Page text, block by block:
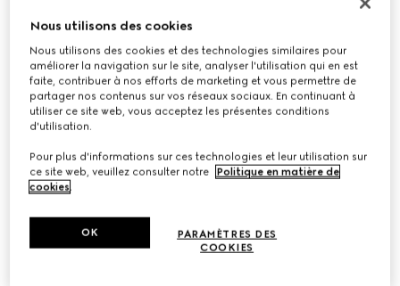
Porte-cartes GG Marmont
Déclinaisonscuir noir
Nous utilisons des cookies
Nous utilisons des cookies et des technologies similaires pour
améliorer la navigation sur le site, analyser l'utilisation qui en est
faite, contribuer à nos efforts de marketing et vous permettre de
partager nos contenus sur vos réseaux sociaux. En continuant à
utiliser ce site web, vous acceptez les présentes conditions
d'utilisation.
Pour plus d'informations sur ces technologies et leur utilisation sur
ce site web, veuillez consulter notre
Politique en matière de
cookies.
PARAMÈTRES DES
COOKIES
OK